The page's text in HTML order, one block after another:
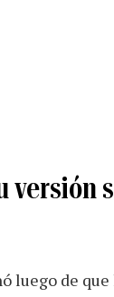
versión
luego de